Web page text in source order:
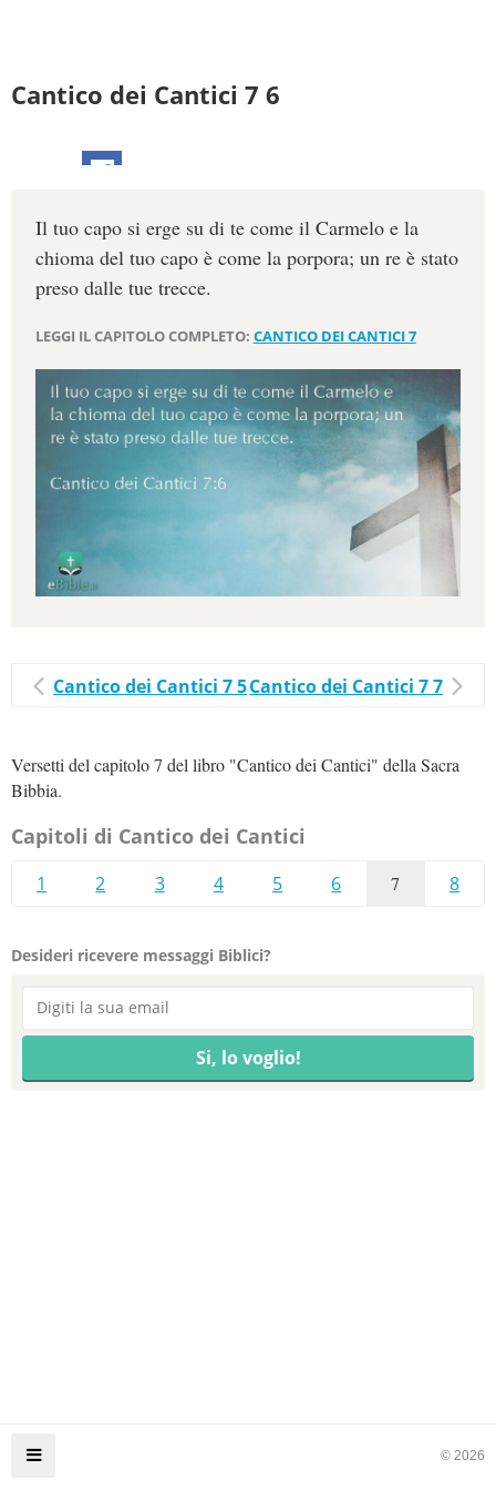
Cantico dei Cantici 7 6
Il tuo capo si erge su di te come il Carmelo e la
chioma del tuo capo è come la porpora; un re è stato
preso dalle tue trecce.
LEGGI IL CAPITOLO COMPLETO: CANTICO DEI CANTICI 7
Cantico dei Cantici 7 5Cantico dei Cantici 7 7
Versetti del capitolo 7 del libro "Cantico dei Cantici" della Sacra
Bibbia.
Capitoli di Cantico dei Cantici
1 2 3 4 5 6 7 8
Desideri ricevere messaggi Biblici?
© 2026